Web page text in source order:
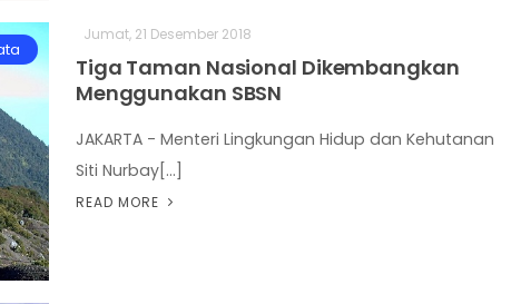
Jumat, 21 Desember 2018
Tiga Taman Nasional Dikembangkan
Menggunakan SBSN
JAKARTA - Menteri Lingkungan Hidup dan Kehutanan
Siti Nurbay[...]
READ MORE